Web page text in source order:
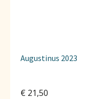
Augustinus 2023
€ 21,50